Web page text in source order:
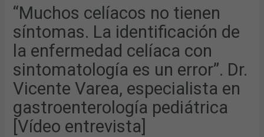
“Muchos celíacos no tienen
síntomas. La identificación de
la enfermedad celíaca con
sintomatología es un error”. Dr.
Vicente Varea, especialista en
gastroenterología pediátrica
[Vídeo entrevista]
LA
ENFERMEDAD
CELÍACA
CON
SINTOMATOLOGÍA
UN
ERROR”.
DR.
VICENTE
VAREA,
ESPECIALISTA
EN
GASTROENTEROLOGÍA
PEDIÁTRICA
[VÍDEO
ENTREVISTA]